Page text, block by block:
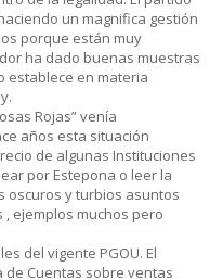
un magnifica gestión
porque están muy
ha dado buenas muestras
establece en materia
Rojas” venía
años esta situación
de algunas Instituciones
por Estepona o leer la
oscuros y turbios asuntos
ejemplos muchos pero
del vigente PGOU. El
de Cuentas sobre ventas